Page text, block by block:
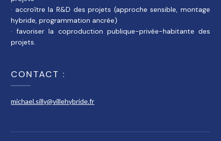
· accroître la R&D des projets (approche sensible, montage
hybride, programmation ancrée)
· favoriser la coproduction publique-privée-habitante des
projets.
CONTACT :
michael.silly@villehybride.fr